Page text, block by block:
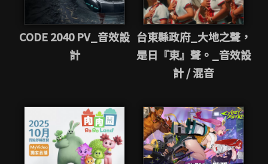
CODE 2040 PV_音效設
計
台東縣政府_大地之聲，
是日『東』聲。_音效設
計 / 混音